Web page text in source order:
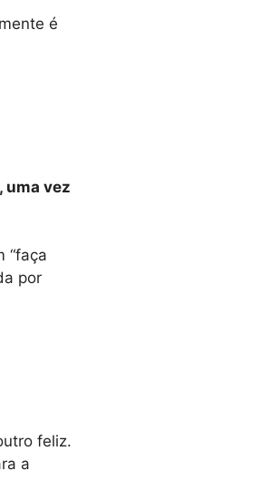
é
uma vez
“faça
por
feliz.
a